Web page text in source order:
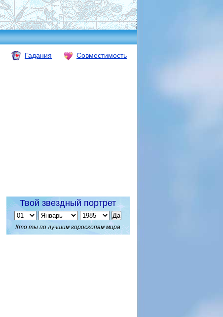
Гадания Совместимость
Твой звездный портрет
Кто ты по лучшим гороскопам мира